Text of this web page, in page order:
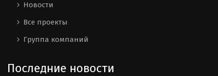
Новости
Все проекты
Группа компаний
Последние новости